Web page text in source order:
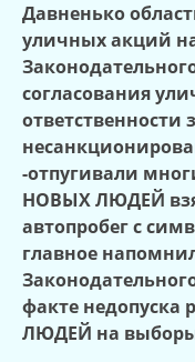
Давненько
уличных акций
согласования
ответственности
-отпугивали
НОВЫХ ЛЮДЕЙ
автопробег с
главное
факте недопуска
ЛЮДЕЙ на